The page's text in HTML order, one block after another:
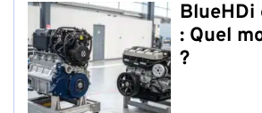
BlueHDi
: Quel
?